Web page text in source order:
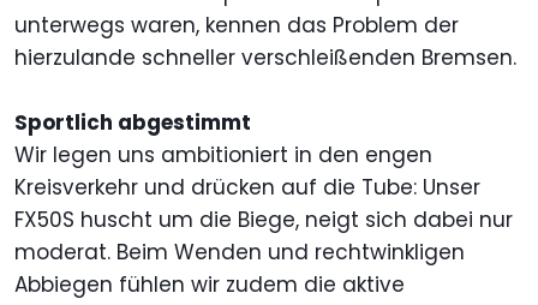
unterwegs waren, kennen das Problem der
hierzulande schneller verschleißenden Bremsen.
Sportlich abgestimmt
Wir legen uns ambitioniert in den engen
Kreisverkehr und drücken auf die Tube: Unser
FX50S huscht um die Biege, neigt sich dabei nur
moderat. Beim Wenden und rechtwinkligen
Abbiegen fühlen wir zudem die aktive